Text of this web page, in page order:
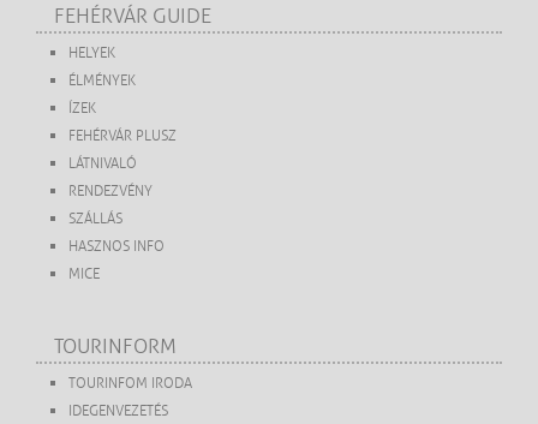
FEHÉRVÁR GUIDE
HELYEK
ÉLMÉNYEK
ÍZEK
FEHÉRVÁR PLUSZ
LÁTNIVALÓ
RENDEZVÉNY
SZÁLLÁS
HASZNOS INFO
MICE
TOURINFORM
TOURINFOM IRODA
IDEGENVEZETÉS